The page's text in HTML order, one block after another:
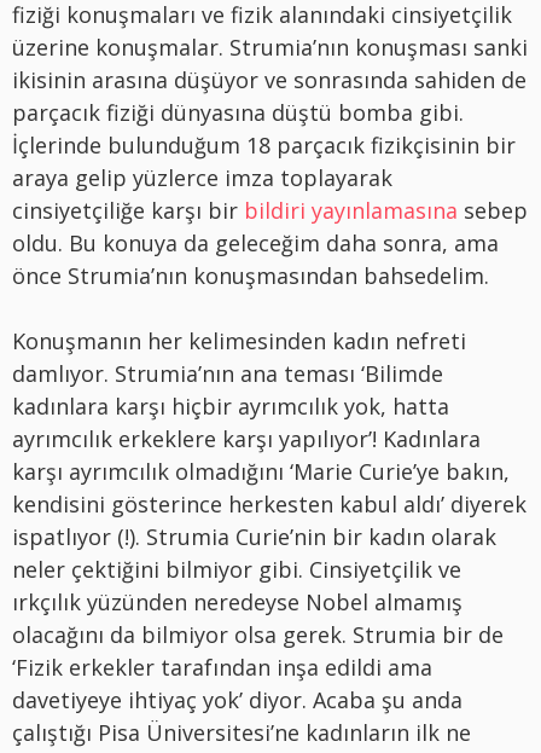
fiziği konuşmaları ve fizik alanındaki cinsiyetçilik
üzerine konuşmalar. Strumia’nın konuşması sanki
ikisinin arasına düşüyor ve sonrasında sahiden de
parçacık fiziği dünyasına düştü bomba gibi.
İçlerinde bulunduğum 18 parçacık fizikçisinin bir
araya gelip yüzlerce imza toplayarak
cinsiyetçiliğe karşı bir bildiri yayınlamasına sebep
oldu. Bu konuya da geleceğim daha sonra, ama
önce Strumia’nın konuşmasından bahsedelim.
Konuşmanın her kelimesinden kadın nefreti
damlıyor. Strumia’nın ana teması ‘Bilimde
kadınlara karşı hiçbir ayrımcılık yok, hatta
ayrımcılık erkeklere karşı yapılıyor’! Kadınlara
karşı ayrımcılık olmadığını ‘Marie Curie’ye bakın,
kendisini gösterince herkesten kabul aldı’ diyerek
ispatlıyor (!). Strumia Curie’nin bir kadın olarak
neler çektiğini bilmiyor gibi. Cinsiyetçilik ve
ırkçılık yüzünden neredeyse Nobel almamış
olacağını da bilmiyor olsa gerek. Strumia bir de
‘Fizik erkekler tarafından inşa edildi ama
davetiyeye ihtiyaç yok’ diyor. Acaba şu anda
çalıştığı Pisa Üniversitesi’ne kadınların ilk ne